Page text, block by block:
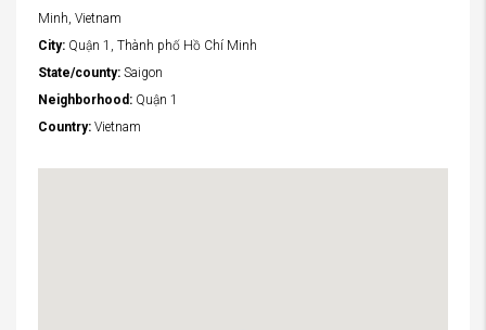
Minh, Vietnam
City: Quận 1, Thành phố Hồ Chí Minh
State/county: Saigon
Neighborhood: Quận 1
Country: Vietnam